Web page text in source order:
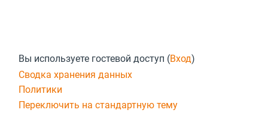
Вы используете гостевой доступ (Вход)
Сводка хранения данных
Политики
Переключить на стандартную тему